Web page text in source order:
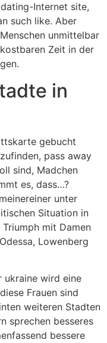
Internet site,
such like. Aber
unmittelbar
Zeit in der
in
gebucht
pass away
sind, Madchen
es, dass…?
unter
Situation in
mit Damen
Lowenberg
ukraine wird eine
Frauen sind
weiteren Stadten
sprechen besseres
bessere